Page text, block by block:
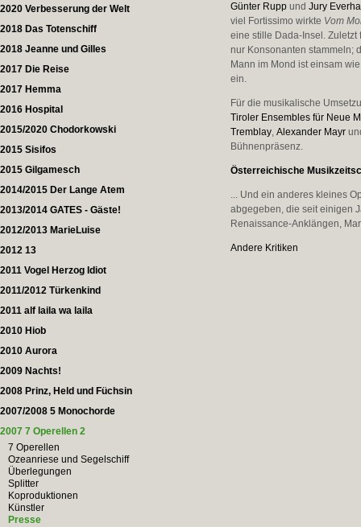
2020 Verbesserung der Welt
2018 Das Totenschiff
2018 Jeanne und Gilles
2017 Die Reise
2017 Hemma
2016 Hospital
2015/2020 Chodorkowski
2015 Sisifos
2015 Gilgamesch
2014/2015 Der Lange Atem
2013/2014 GATES - Gäste!
2012/2013 MarieLuise
2012 13
2011 Vogel Herzog Idiot
2011/2012 Türkenkind
2011 alf laila wa laila
2010 Hiob
2010 Aurora
2009 Nachts!
2008 Prinz, Held und Füchsin
2007/2008 5 Monochorde
2007 7 Operellen 2
7 Operellen
Ozeanriese und Segelschiff
Überlegungen
Splitter
Koproduktionen
Künstler
Presse
Günter Rupp undJury
viel Fortissimo wirkte Vom
eine stille Dada-Insel.
nur Konsonanten stammeln;
Mann im Mond ist einsam
ein.
Für die musikalische
Tiroler Ensembles für Neue
Tremblay,Alexander Mayr
Bühnenpräsenz.
Österreichische
... Und ein anderes kleines
abgegeben, die seit einigen
Renaissance-Anklängen,
Andere Kritiken